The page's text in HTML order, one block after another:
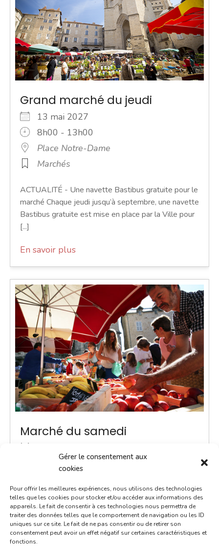
Gérer le consentement aux
cookies
Pour offrir les meilleures expériences, nous utilisons des technologies
telles que les cookies pour stocker et/ou accéder aux informations des
appareils. Le fait de consentir à ces technologies nous permettra de
traiter des données telles que le comportement de navigation ou les ID
uniques sur ce site. Le fait de ne pas consentir ou de retirer son
consentement peut avoir un effet négatif sur certaines caractéristiques et
fonctions.
Grand marché du jeudi
13 mai 2027
8h00 - 13h00
Place Notre-Dame
Marchés
ACTUALITÉ - Une navette Bastibus gratuite pour le
marché Chaque jeudi jusqu’à septembre, une navette
Bastibus gratuite est mise en place par la Ville pour
[...]
En savoir plus
Marché du samedi
9h00 - 12h00
Marchés
Instauré en 2020, le marché du samedi est le
rendez-vous incontournable du week-end. Voilà un